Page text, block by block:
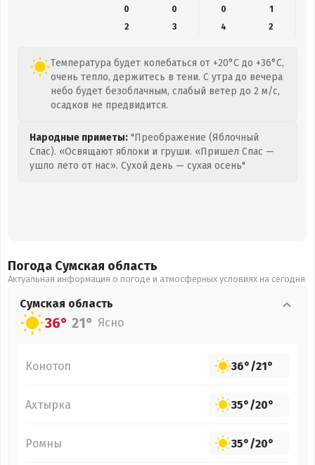
0
0 0
1
2
3 4 2
Температура будет колебаться от +20°C до +36°C,
очень тепло, держитесь в тени. С утра до вечера
небо будет безоблачным, слабый ветер до 2 м/с,
осадков не предвидится.
Народные приметы: "Преображение (Яблочный
Спас). «Освящают яблоки и груши. «Пришел Спас —
ушло лето от нас». Сухой день — сухая осень"
Погода Сумская область
Актуальная информация о погоде и атмосферных условиях на сегодня
Сумская область
36° 21° Ясно
Конотоп 36°/21°
Ахтырка 35°/20°
Ромны 35°/20°